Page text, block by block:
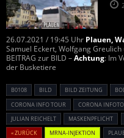
26.07.2021 / 19:45 Uhr Plauen,
Samuel Eckert, Wolfgang
BEITRAG zur BILD –Achtung: Im
der Busketiere
B0108 BILD BILD ZEITUNG
CORONA INFO TOUR
CORONA
JULIAN REICHELT
MASKENPFLICHT
« ZURÜCK
MRNA-INJEKTION